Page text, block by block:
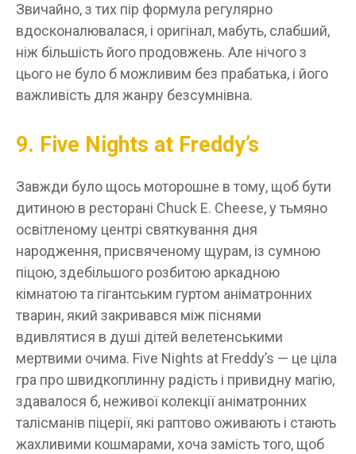
Звичайно, з тих пір формула регулярно
вдосконалювалася, і оригінал, мабуть, слабший,
ніж більшість його продовжень. Але нічого з
цього не було б можливим без прабатька, і його
важливість для жанру безсумнівна.
9. Five Nights at Freddy’s
Завжди було щось моторошне в тому, щоб бути
дитиною в ресторані Chuck E. Cheese, у тьмяно
освітленому центрі святкування дня
народження, присвяченому щурам, із сумною
піцою, здебільшого розбитою аркадною
кімнатою та гігантським гуртом аніматронних
тварин, який закривався між піснями
вдивлятися в душі дітей велетенськими
мертвими очима. Five Nights at Freddy’s — це ціла
гра про швидкоплинну радість і привидну магію,
здавалося б, неживої колекції аніматронних
талісманів піцерії, які раптово оживають і стають
жахливими кошмарами, хоча замість того, щоб